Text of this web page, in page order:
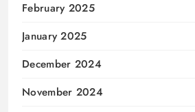
February 2025
January 2025
December 2024
November 2024